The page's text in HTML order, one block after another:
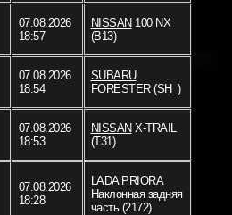
07.08.2026
18:57
NISSAN 100 NX
(B13)
07.08.2026
18:54
SUBARU
FORESTER (SH_)
07.08.2026
18:53
NISSAN X-TRAIL
(T31)
07.08.2026
18:28
LADAPRIORA
Наклонная задняя
часть (2172)